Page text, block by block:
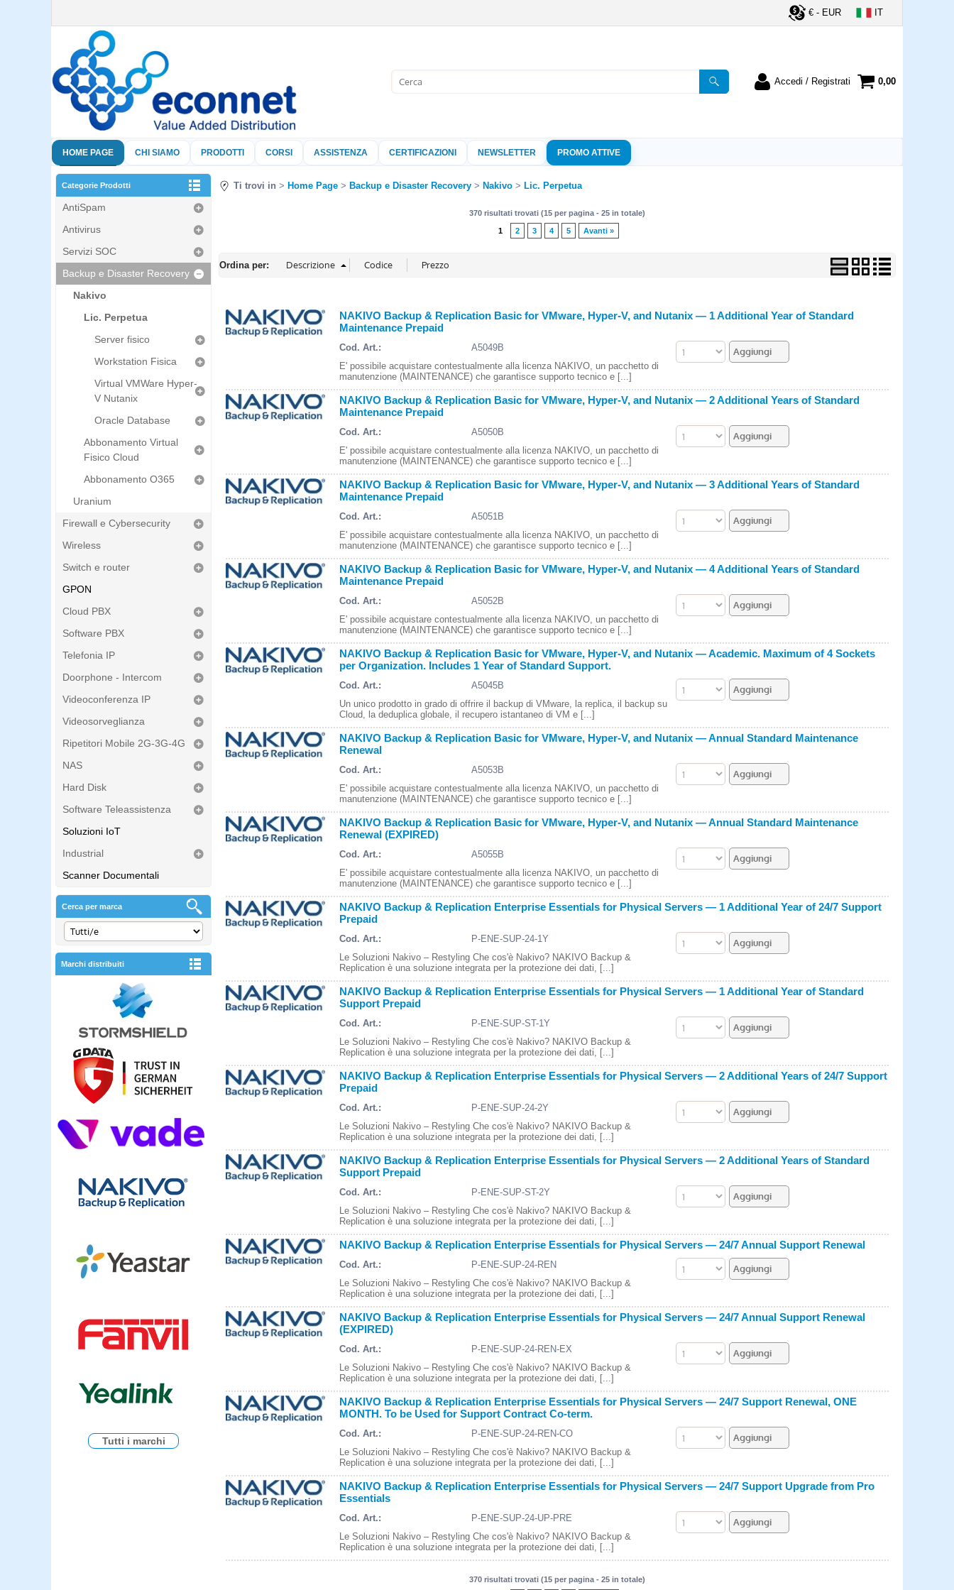
€ - EUR IT
Accedi / Registrati
nome utente e la password e poi
clicca sul pulsante "Accedi"
Password:
0,00
HOME PAGE CHI SIAMO PRODOTTI CORSI ASSISTENZA CERTIFICAZIONI NEWSLETTER PROMO ATTIVE
Categorie Prodotti
AntiSpam
Antivirus
Servizi SOC
Backup e Disaster Recovery
Nakivo
Lic. Perpetua
Server fisico
Workstation Fisica
Virtual VMWare Hyper-
V Nutanix
Oracle Database
Abbonamento Virtual
Fisico Cloud
Abbonamento O365
Uranium
Firewall e Cybersecurity
Wireless
Switch e router
GPON
Cloud PBX
Software PBX
Telefonia IP
Doorphone - Intercom
Videoconferenza IP
Videosorveglianza
Ripetitori Mobile 2G-3G-4G
NAS
Hard Disk
Software Teleassistenza
Soluzioni IoT
Industrial
Scanner Documentali
Cerca per marca
Marchi distribuiti
Tutti i marchi
Ti trovi in Home Page Backup e Disaster Recovery Nakivo Lic. Perpetua
370 risultati trovati (15 per pagina - 25 in totale)
1 2 3 4 5 Avanti »
Ordina per:
NAKIVO Backup & Replication Basic for VMware, Hyper-V, and Nutanix — 1 Additional Year of Standard
Maintenance Prepaid
Cod. Art.:
A5049B
E' possibile acquistare contestualmente alla licenza NAKIVO, un pacchetto di
manutenzione (MAINTENANCE) che garantisce supporto tecnico e [...]
NAKIVO Backup & Replication Basic for VMware, Hyper-V, and Nutanix — 2 Additional Years of Standard
Maintenance Prepaid
Cod. Art.:
A5050B
E' possibile acquistare contestualmente alla licenza NAKIVO, un pacchetto di
manutenzione (MAINTENANCE) che garantisce supporto tecnico e [...]
NAKIVO Backup & Replication Basic for VMware, Hyper-V, and Nutanix — 3 Additional Years of Standard
Maintenance Prepaid
Cod. Art.:
A5051B
E' possibile acquistare contestualmente alla licenza NAKIVO, un pacchetto di
manutenzione (MAINTENANCE) che garantisce supporto tecnico e [...]
NAKIVO Backup & Replication Basic for VMware, Hyper-V, and Nutanix — 4 Additional Years of Standard
Maintenance Prepaid
Cod. Art.:
A5052B
E' possibile acquistare contestualmente alla licenza NAKIVO, un pacchetto di
manutenzione (MAINTENANCE) che garantisce supporto tecnico e [...]
NAKIVO Backup & Replication Basic for VMware, Hyper-V, and Nutanix — Academic. Maximum of 4 Sockets
per Organization. Includes 1 Year of Standard Support.
Cod. Art.:
A5045B
Un unico prodotto in grado di offrire il backup di VMware, la replica, il backup su
Cloud, la deduplica globale, il recupero istantaneo di VM e [...]
NAKIVO Backup & Replication Basic for VMware, Hyper-V, and Nutanix — Annual Standard Maintenance
Renewal
Cod. Art.:
A5053B
E' possibile acquistare contestualmente alla licenza NAKIVO, un pacchetto di
manutenzione (MAINTENANCE) che garantisce supporto tecnico e [...]
NAKIVO Backup & Replication Basic for VMware, Hyper-V, and Nutanix — Annual Standard Maintenance
Renewal (EXPIRED)
Cod. Art.:
A5055B
E' possibile acquistare contestualmente alla licenza NAKIVO, un pacchetto di
manutenzione (MAINTENANCE) che garantisce supporto tecnico e [...]
NAKIVO Backup & Replication Enterprise Essentials for Physical Servers — 1 Additional Year of 24/7 Support
Prepaid
Cod. Art.:
P-ENE-SUP-24-1Y
Le Soluzioni Nakivo – Restyling Che cos'è Nakivo? NAKIVO Backup &
Replication è una soluzione integrata per la protezione dei dati, [...]
NAKIVO Backup & Replication Enterprise Essentials for Physical Servers — 1 Additional Year of Standard
Support Prepaid
Cod. Art.:
P-ENE-SUP-ST-1Y
Le Soluzioni Nakivo – Restyling Che cos'è Nakivo? NAKIVO Backup &
Replication è una soluzione integrata per la protezione dei dati, [...]
NAKIVO Backup & Replication Enterprise Essentials for Physical Servers — 2 Additional Years of 24/7 Support
Prepaid
Cod. Art.:
P-ENE-SUP-24-2Y
Le Soluzioni Nakivo – Restyling Che cos'è Nakivo? NAKIVO Backup &
Replication è una soluzione integrata per la protezione dei dati, [...]
NAKIVO Backup & Replication Enterprise Essentials for Physical Servers — 2 Additional Years of Standard
Support Prepaid
Cod. Art.:
P-ENE-SUP-ST-2Y
Le Soluzioni Nakivo – Restyling Che cos'è Nakivo? NAKIVO Backup &
Replication è una soluzione integrata per la protezione dei dati, [...]
NAKIVO Backup & Replication Enterprise Essentials for Physical Servers — 24/7 Annual Support Renewal
Cod. Art.:
P-ENE-SUP-24-REN
Le Soluzioni Nakivo – Restyling Che cos'è Nakivo? NAKIVO Backup &
Replication è una soluzione integrata per la protezione dei dati, [...]
NAKIVO Backup & Replication Enterprise Essentials for Physical Servers — 24/7 Annual Support Renewal
(EXPIRED)
Cod. Art.:
P-ENE-SUP-24-REN-EX
Le Soluzioni Nakivo – Restyling Che cos'è Nakivo? NAKIVO Backup &
Replication è una soluzione integrata per la protezione dei dati, [...]
NAKIVO Backup & Replication Enterprise Essentials for Physical Servers — 24/7 Support Renewal, ONE
MONTH. To be Used for Support Contract Co-term.
Cod. Art.:
P-ENE-SUP-24-REN-CO
Le Soluzioni Nakivo – Restyling Che cos'è Nakivo? NAKIVO Backup &
Replication è una soluzione integrata per la protezione dei dati, [...]
NAKIVO Backup & Replication Enterprise Essentials for Physical Servers — 24/7 Support Upgrade from Pro
Essentials
Cod. Art.:
P-ENE-SUP-24-UP-PRE
Le Soluzioni Nakivo – Restyling Che cos'è Nakivo? NAKIVO Backup &
Replication è una soluzione integrata per la protezione dei dati, [...]
370 risultati trovati (15 per pagina - 25 in totale)